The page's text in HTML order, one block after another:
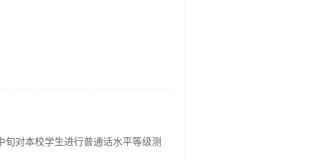
对本校学生进行普通话水平等级测